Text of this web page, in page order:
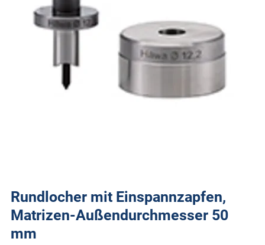
Rundlocher mit Einspannzapfen,
Matrizen-Außendurchmesser 50
mm